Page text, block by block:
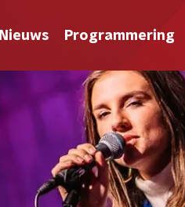
Nieuws Programmering